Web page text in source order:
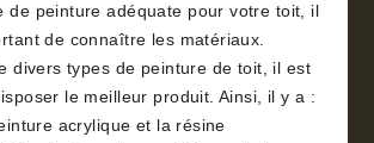
de peinture adéquate pour votre toit, il
de connaître les matériaux.
divers types de peinture de toit, il est
le meilleur produit. Ainsi, il y a :
acrylique et la résine